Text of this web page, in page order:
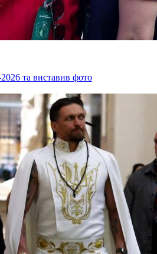
та виставив фото